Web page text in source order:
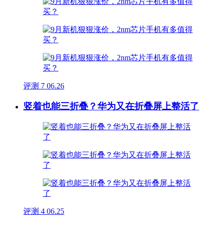
评测 7 06.26
竖着也能三折叠？华为又在折叠屏上整活了
评测 4 06.25